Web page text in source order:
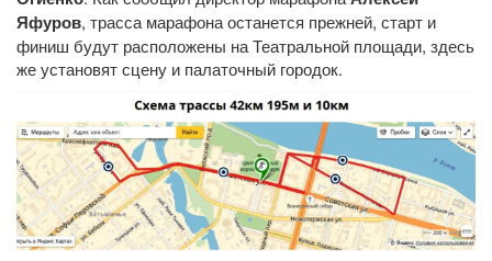
Яфуров, трасса марафона останется прежней, старт и
финиш будут расположены на Театральной площади, здесь
же установят сцену и палаточный городок.